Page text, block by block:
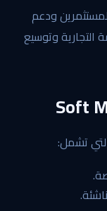
ودعم
التجارية وتوسيع
تشمل: